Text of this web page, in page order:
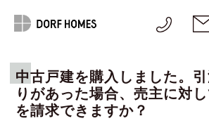
中古戸建を購入しました。
りがあった場合、売主に対
を請求できますか？